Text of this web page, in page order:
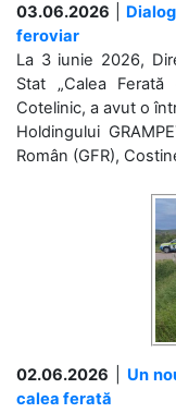
03.06.2026
feroviar
La 3 iunie 2026,
Stat „Calea
Cotelinic, a avut o
Holdingului
Român (GFR),
02.06.2026
Un
calea ferată